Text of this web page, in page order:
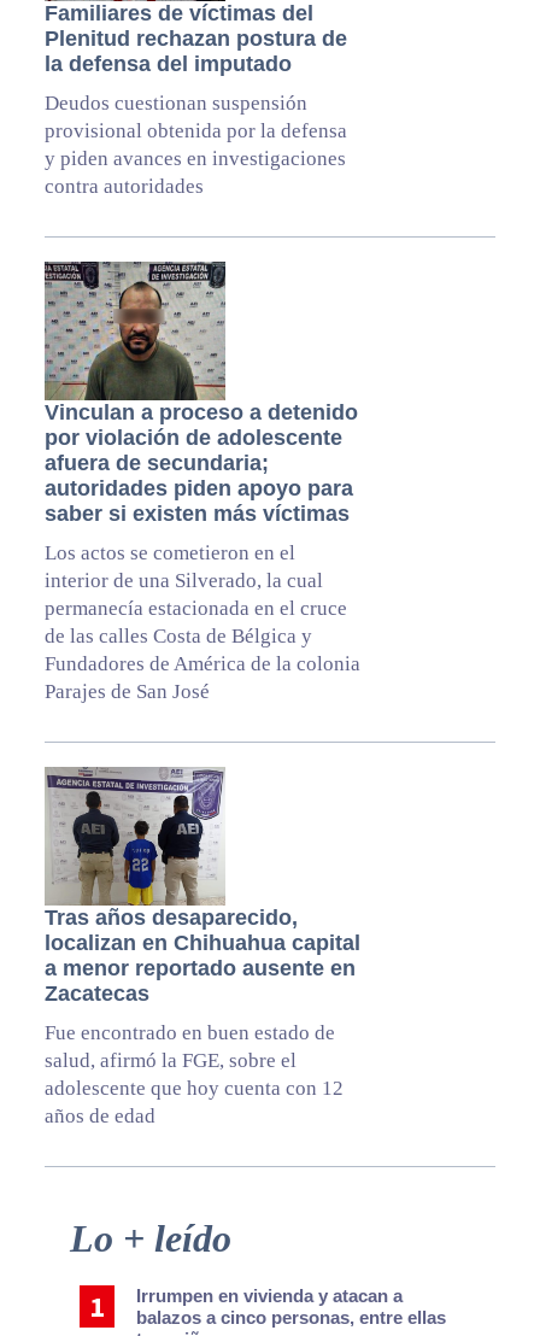
Familiares de víctimas del
Plenitud rechazan postura de
la defensa del imputado
Deudos cuestionan suspensión
provisional obtenida por la defensa
y piden avances en investigaciones
contra autoridades
Vinculan a proceso a detenido
por violación de adolescente
afuera de secundaria;
autoridades piden apoyo para
saber si existen más víctimas
Los actos se cometieron en el
interior de una Silverado, la cual
permanecía estacionada en el cruce
de las calles Costa de Bélgica y
Fundadores de América de la colonia
Parajes de San José
Tras años desaparecido,
localizan en Chihuahua capital
a menor reportado ausente en
Zacatecas
Fue encontrado en buen estado de
salud, afirmó la FGE, sobre el
adolescente que hoy cuenta con 12
años de edad
Primary
Lo + leído
Irrumpen en vivienda y atacan a
balazos a cinco personas, entre ellas